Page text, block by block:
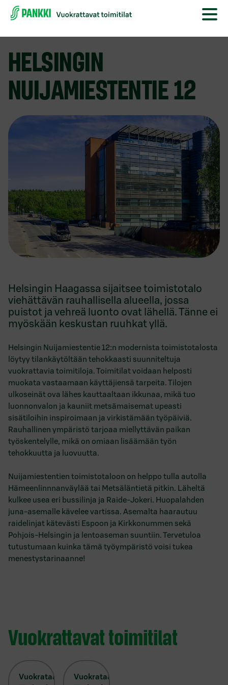
HELSINGIN
NUIJAMIESTENTIE 12
Helsingin Haagassa sijaitsee toimistotalo
viehättävän rauhallisella alueella, jossa
puistot ja vehreä luonto ovat lähellä. Tänne ei
myöskään keskustan ruuhkat yllä.
Helsingin Nuijamiestentie 12:n modernista toimistotalosta
löytyy tilankäytöltään tehokkaasti suunniteltuja
vuokrattavia toimitiloja. Toimitilat voidaan helposti
muokata vastaamaan käyttäjiensä tarpeita. Tilojen
ulkoseinät ova lähes kauttaaltaan ikkunaa, mikä tuo
luonnonvalon ja kauniit metsämaisemat upeasti
sisätiloihin inspiroimaan ja virkistämään työpäiviä.
Rauhallinen ympäristö tarjoaa miellyttävän paikan
työskentelylle, mikä on omiaan lisäämään työn
tehokkuutta ja luovuutta.
Nuijamiestentien toimistotaloon on helppo tulla autolla
Hämeenlinnnanväylää tai Metsäläntietä pitkin. Läheltä
kulkee usea eri bussilinja ja Raide-Jokeri. Huopalahden
juna-asemalle kävelee vartissa. Asemalta haarautuu
raidelinjat kätevästi Espoon ja Kirkkonummen sekä
Pohjois-Helsingin ja lentoaseman suuntiin. Tervetuloa
tutustumaan kuinka tämä työympäristö voisi tukea
menestystarinaanne!
Vuokrattavat toimitilat
Vuokrataan Vuokrataan